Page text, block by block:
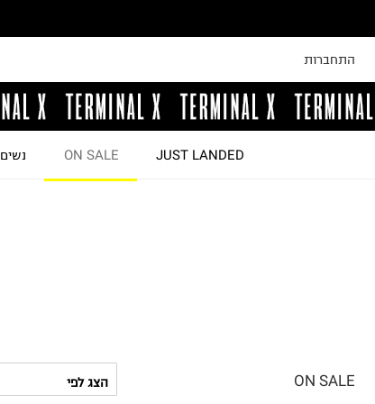
התחברות
JUST LANDED
ON SALE נשים
ON SALE